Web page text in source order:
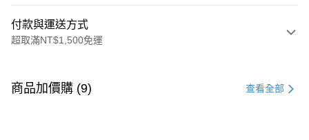
付款與運送方式
超取滿NT$1,500免運
信用卡一次付款
商品加價購 (9) 查看全部